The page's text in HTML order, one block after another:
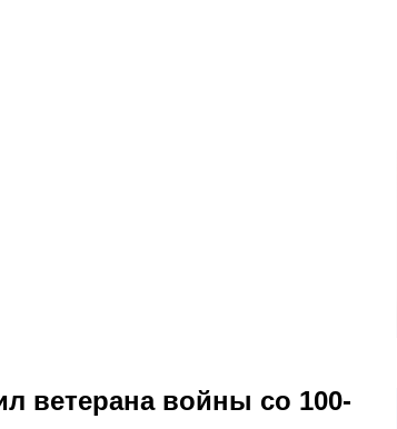
ветерана войны со 100-